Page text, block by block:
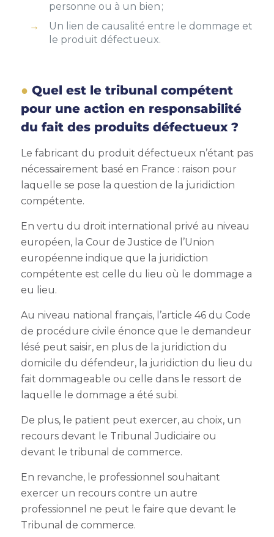
personne ou à un bien ;
Un lien de causalité entre le dommage et
le produit défectueux.
Quel est le tribunal compétent
pour une action en responsabilité
du fait des produits défectueux ?
Le fabricant du produit défectueux n’étant pas
nécessairement basé en France : raison pour
laquelle se pose la question de la juridiction
compétente.
En vertu du droit international privé au niveau
européen, la Cour de Justice de l’Union
européenne indique que la juridiction
compétente est celle du lieu où le dommage a
eu lieu.
Au niveau national français, l’article 46 du Code
de procédure civile énonce que le demandeur
lésé peut saisir, en plus de la juridiction du
domicile du défendeur, la juridiction du lieu du
fait dommageable ou celle dans le ressort de
laquelle le dommage a été subi.
De plus, le patient peut exercer, au choix, un
recours devant le Tribunal Judiciaire ou
devant le tribunal de commerce.
En revanche, le professionnel souhaitant
exercer un recours contre un autre
professionnel ne peut le faire que devant le
Tribunal de commerce.